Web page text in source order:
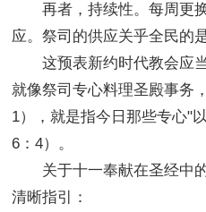
再者，持续性。每周更换
应。祭司的供应关乎全民的
这预表新约时代教会应当
就像祭司专心料理圣殿事务
1），就是指今日那些专心"
6：4）。
关于十一奉献在圣经中的
清晰指引：